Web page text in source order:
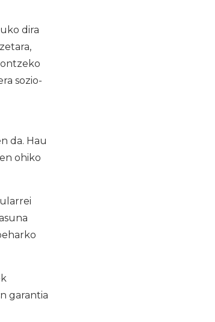
dira
sozio-
da. Hau
ohiko
garantia